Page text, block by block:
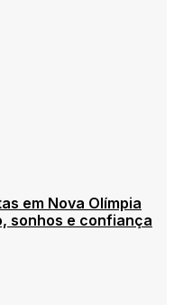
em Nova Olímpia
sonhos e confiança